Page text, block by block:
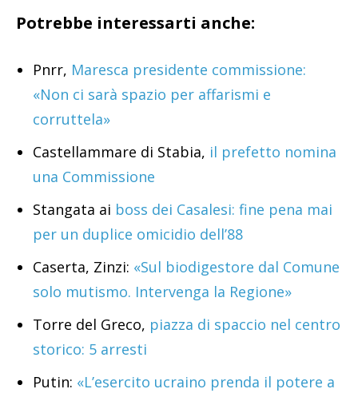
Potrebbe interessarti anche:
Pnrr, Maresca presidente commissione:
«Non ci sarà spazio per affarismi e
corruttela»
Castellammare di Stabia, il prefetto nomina
una Commissione
Stangata ai boss dei Casalesi: fine pena mai
per un duplice omicidio dell’88
Caserta, Zinzi: «Sul biodigestore dal Comune
solo mutismo. Intervenga la Regione»
Torre del Greco, piazza di spaccio nel centro
storico: 5 arresti
Putin: «L’esercito ucraino prenda il potere a